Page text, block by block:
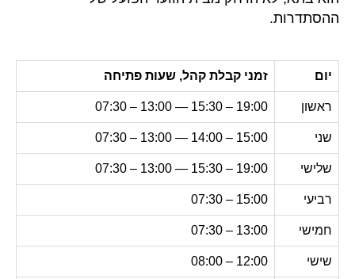
ההסתדרות.
יום זמני קבלת קהל, שעות פתיחה
ראשון 19:00 – 15:30 — 13:00 – 07:30
שני 15:00 – 14:00 — 13:00 – 07:30
שלישי 19:00 – 15:30 — 13:00 – 07:30
רביעי 15:00 – 07:30
חמישי 13:00 – 07:30
שישי 12:00 – 08:00